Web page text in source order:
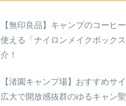
【無印良品】キャンプのコーヒ
使える「ナイロンメイクボック
介！
【渚園キャンプ場】おすすめサ
広大で開放感抜群のゆるキャン